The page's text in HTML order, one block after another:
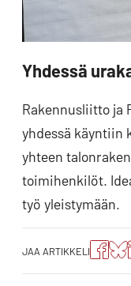
Yhdessä
Rakennusliitto ja
yhdessä käyntiin
yhteen
toimihenkilöt.
työ yleistymään.
JAA ARTIKKELI
Jaa